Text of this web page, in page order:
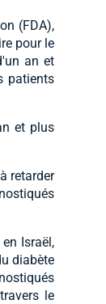
(FDA),
pour le
an et
patients
et plus
retarder
Israël,
diabète
le